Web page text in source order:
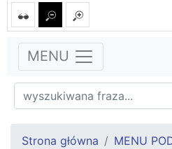
MENU
Strona główna
MENU